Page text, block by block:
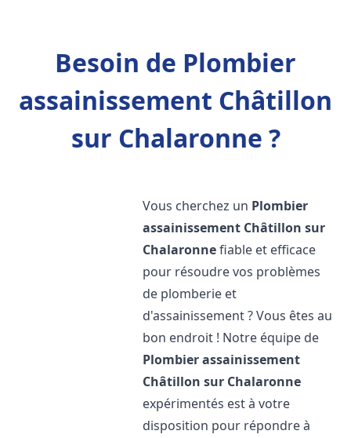
Besoin de Plombier
assainissement Châtillon
sur Chalaronne ?
Vous cherchez un Plombier
assainissement Châtillon sur
Chalaronnefiable et efficace
pour résoudre vos problèmes
de plomberie et
d'assainissement ? Vous êtes au
bon endroit ! Notre équipe de
Plombier assainissement
Châtillon sur Chalaronne
expérimentés est à votre
disposition pour répondre à